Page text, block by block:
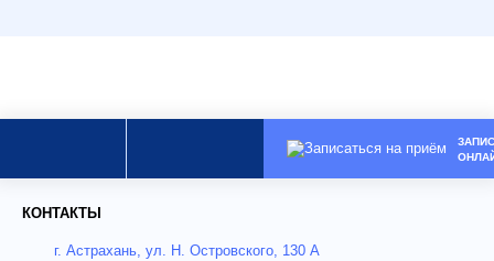
КОНТАКТЫ
г. Астрахань, ул. Н. Островского, 130 А